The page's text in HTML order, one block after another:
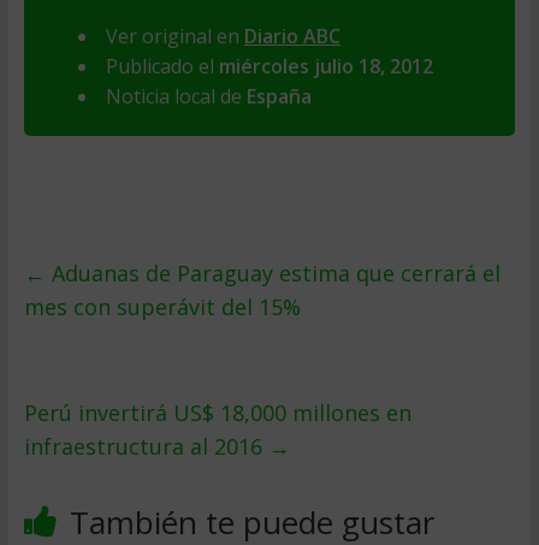
Ver original en Diario ABC
Publicado el miércoles julio 18, 2012
Noticia local de España
← Aduanas de Paraguay estima que cerrará el
mes con superávit del 15%
Perú invertirá US$ 18,000 millones en
infraestructura al 2016 →
También te puede gustar